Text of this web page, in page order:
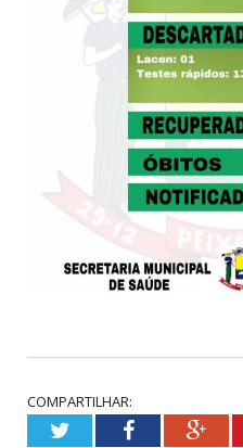
COMPARTILHAR:
TwitterFacebook